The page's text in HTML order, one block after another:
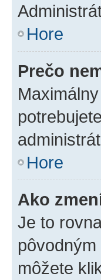
Hore
Prečo
Hore
Ako
Je to
môžete